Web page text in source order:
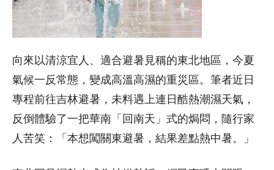
向來以清涼宜人、適合避暑見稱的東北地區，今夏
氣候一反常態，變成高溫高濕的重災區。筆者近日
專程前往吉林避暑，未料遇上連日酷熱潮濕天氣，
反倒體驗了一把華南「回南天」式的焗悶，隨行家
人苦笑：「本想闖關東避暑，結果差點熱中暑。」